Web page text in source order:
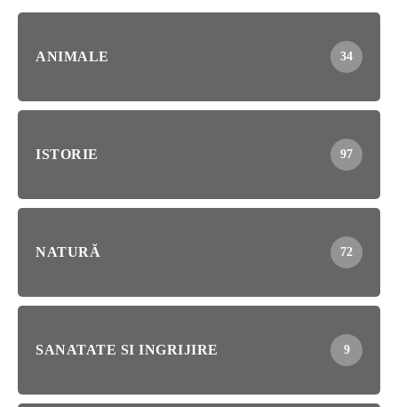
ANIMALE 34
ISTORIE 97
NATURĂ 72
SANATATE SI INGRIJIRE 9